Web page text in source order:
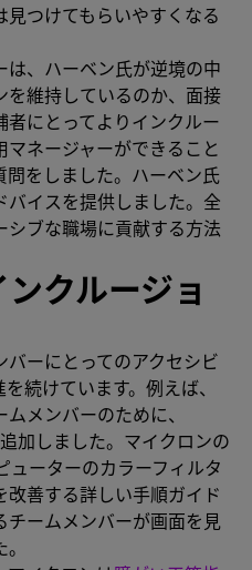
つけてもらいやすくなる
は、ハーベン氏が逆境の中
を維持しているのか、面接
者にとってよりインクルー
ネージャーができること
問をしました。ハーベン氏
バイスを提供しました。全
シブな職場に貢献する方法
クルージョ
ーにとってのアクセシビ
続けています。例えば、
メンバーのために、
加しました。マイクロンの
ューターのカラーフィルタ
善する詳しい手順ガイド
チームメンバーが画面を見